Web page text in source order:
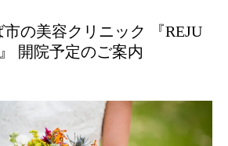
の美容クリニック 『REJU
開院予定のご案内